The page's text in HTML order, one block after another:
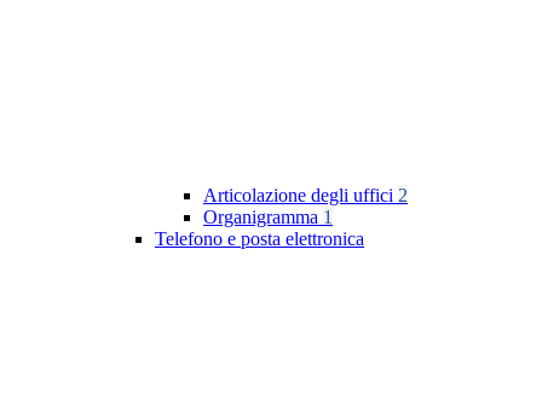
Articolazione degli uffici 2
Organigramma 1
Telefono e posta elettronica